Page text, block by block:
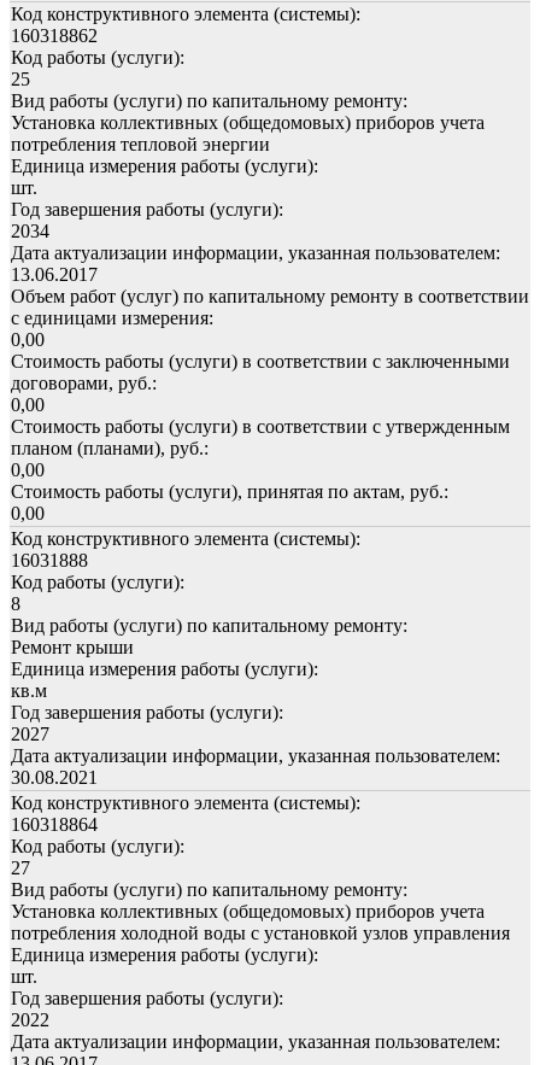
Код конструктивного элемента (системы):
160318862
Код работы (услуги):
25
Вид работы (услуги) по капитальному ремонту:
Установка коллективных (общедомовых) приборов учета
потребления тепловой энергии
Единица измерения работы (услуги):
шт.
Год завершения работы (услуги):
2034
Дата актуализации информации, указанная пользователем:
13.06.2017
Объем работ (услуг) по капитальному ремонту в соответствии
с единицами измерения:
0,00
Стоимость работы (услуги) в соответствии с заключенными
договорами, руб.:
0,00
Стоимость работы (услуги) в соответствии с утвержденным
планом (планами), руб.:
0,00
Стоимость работы (услуги), принятая по актам, руб.:
0,00
Код конструктивного элемента (системы):
16031888
Код работы (услуги):
8
Вид работы (услуги) по капитальному ремонту:
Ремонт крыши
Единица измерения работы (услуги):
кв.м
Год завершения работы (услуги):
2027
Дата актуализации информации, указанная пользователем:
30.08.2021
Код конструктивного элемента (системы):
160318864
Код работы (услуги):
27
Вид работы (услуги) по капитальному ремонту:
Установка коллективных (общедомовых) приборов учета
потребления холодной воды с установкой узлов управления
Единица измерения работы (услуги):
шт.
Год завершения работы (услуги):
2022
Дата актуализации информации, указанная пользователем: